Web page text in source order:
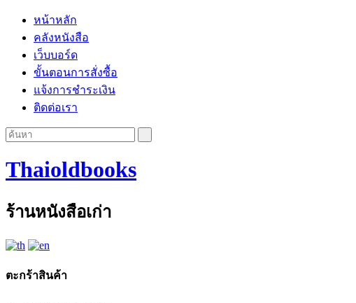
หน้าหลัก
คลังหนังสือ
เว็บบอร์ด
ขั้นตอนการสั่งซื้อ
แจ้งการชำระเงิน
ติดต่อเรา
Thaioldbooks
ร้านหนังสือเก่า
ตะกร้าสินค้า